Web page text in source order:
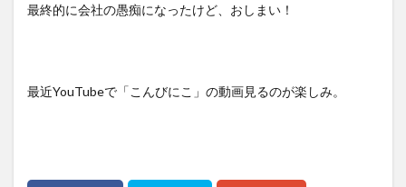
最終的に会社の愚痴になったけど、おしまい！
最近YouTubeで「こんびにこ」の動画見るのが楽しみ。